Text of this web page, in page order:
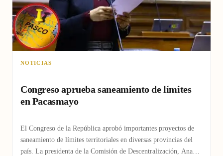
NOTICIAS
Congreso aprueba saneamiento de límites
en Pacasmayo
El Congreso de la República aprobó importantes proyectos de
saneamiento de límites territoriales en diversas provincias del
país. La presidenta de la Comisión de Descentralización, Ana